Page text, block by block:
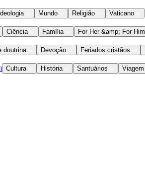
Ideologia Mundo Religião Vaticano
Ciência Família For Her &amp; For Him
doutrina Devoção Feriados cristãos
Cultura História Santuários Viagem